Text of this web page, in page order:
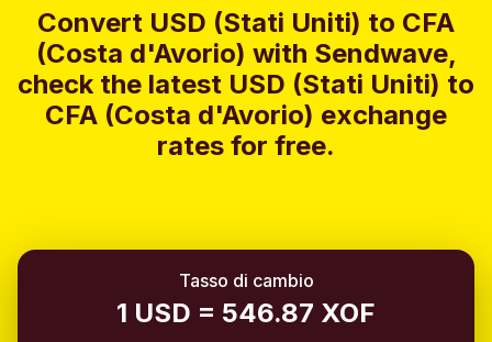
Convert USD (Stati Uniti) to CFA
(Costa d'Avorio) with Sendwave,
check the latest USD (Stati Uniti) to
CFA (Costa d'Avorio) exchange
rates for free.
Tasso di cambio
1 USD = 546.87 XOF